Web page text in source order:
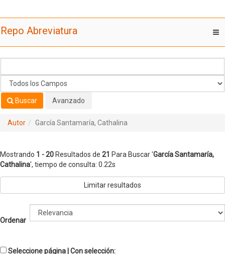
Cathalina'
Repo Abreviatura
Buscar Avanzado
Autor García Santamaría, Cathalina
Mostrando 1 - 20 Resultados de 21 Para Buscar 'García Santamaría,
Cathalina', tiempo de consulta: 0.22s
Limitar resultados
Ordenar
Seleccione página | Con selección: